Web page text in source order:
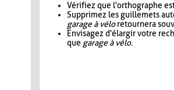
Vérifiez que l'orthographe
Supprimez les guillemets
garage à véloretournera
Envisagez d'élargir votre
que garage à vélo.